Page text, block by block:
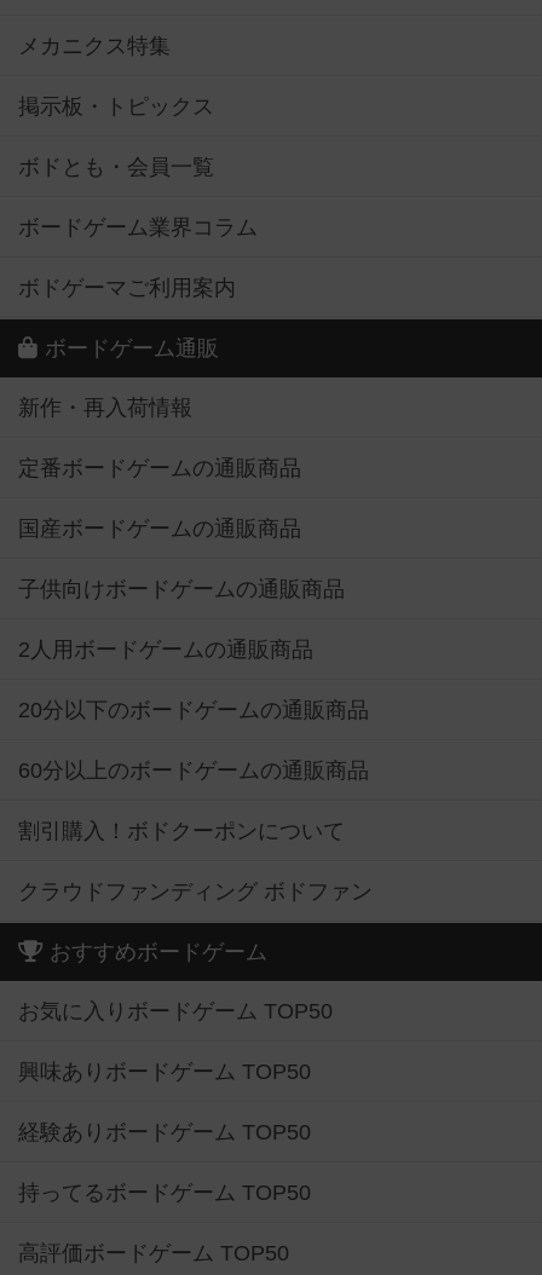
メカニクス特集
掲示板・トピックス
ボドとも・会員一覧
ボードゲーム業界コラム
ボドゲーマご利用案内
ボードゲーム通販
新作・再入荷情報
定番ボードゲームの通販商品
国産ボードゲームの通販商品
子供向けボードゲームの通販商品
2人用ボードゲームの通販商品
20分以下のボードゲームの通販商品
60分以上のボードゲームの通販商品
割引購入！ボドクーポンについて
クラウドファンディング ボドファン
おすすめボードゲーム
お気に入りボードゲーム TOP50
興味ありボードゲーム TOP50
経験ありボードゲーム TOP50
持ってるボードゲーム TOP50
高評価ボードゲーム TOP50